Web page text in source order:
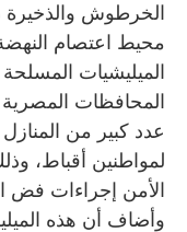
الخرطوش والذخيرة
محيط اعتصام
الميليشيات
عدد كبير من المنازل
لمواطنين أقباط،
الأمن إجراءات فض
وأضاف أن هذه